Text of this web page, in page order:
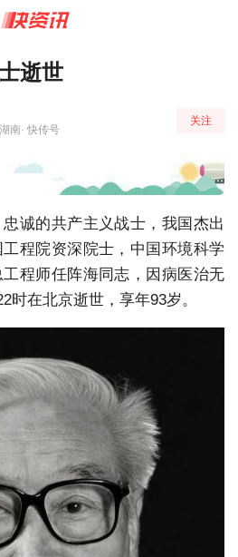
逝世
南· 快传号
关注
诚的共产主义战士，我国杰出
程院资深院士，中国环境科学
程师任阵海同志，因病医治无
时在北京逝世，享年93岁。